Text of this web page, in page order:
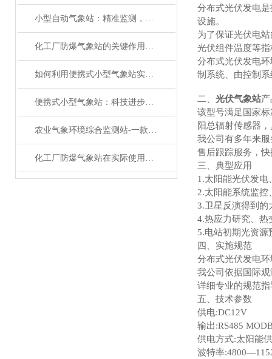
小型自动气象站：精准监测，助力多领域应用
化工厂防爆气象站的关键作用与运行管理
如何利用便携式小型气象站实现精准气象监测？
便携式小型气象站：科技进步带来的便利
农业气象环境综合监测站-一款春风化雨的室外超声波气象站#2022已更新
化工厂防爆气象站在实际使用中有着7大功能特点
分布式光伏发电
设施。
为了保证光伏电
光伏组件温度等指
分布式光伏发电
制系统、由控制
二、 光伏气象站产
该型号满足国家
阳总辐射传感器
我公司有多年来
售后跟踪服务，
三、典型应用
1.太阳能光伏发电
2.太阳能系统监控
3.卫星反演得到的
4.热应力研究、热
5.电站初期光资源
四、实施规范
分布式光伏发电
我公司依据国际
详细专业的规范
五、技术参数
供电:DC12V
输出:RS485
供电方式:太阳能
波特率